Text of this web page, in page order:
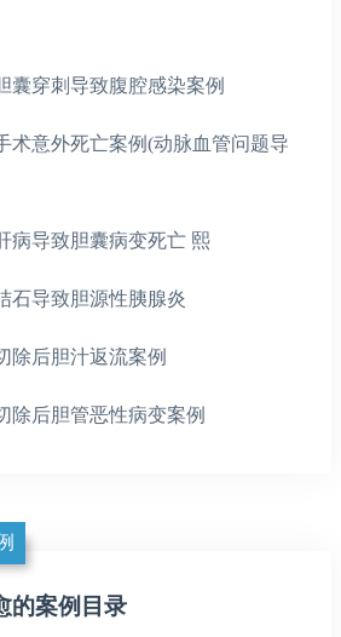
囊穿刺导致腹腔感染案例
术意外死亡案例(动脉血管问题导
病导致胆囊病变死亡 熙
石导致胆源性胰腺炎
除后胆汁返流案例
除后胆管恶性病变案例
的案例目录